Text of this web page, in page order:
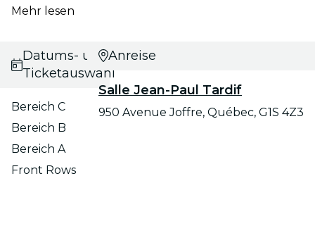
Mehr lesen
Datums- und
Ticketauswahl
Bereich C
Bereich B
Bereich A
Front Rows
Anreise
Salle Jean-Paul Tardif
950 Avenue Joffre, Québec, G1S 4Z3